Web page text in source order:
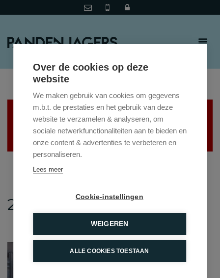
Helaas, dit pand is
verkocht
2570 DUFFEL
Over de cookies op deze
website
We maken gebruik van cookies om gegevens
m.b.t. de prestaties en het gebruik van deze
website te verzamelen & analyseren, om
sociale netwerkfunctionaliteiten aan te bieden en
onze content & advertenties te verbeteren en
personaliseren.
Lees meer
Cookie-instellingen
WEIGEREN
ALLE COOKIES TOESTAAN